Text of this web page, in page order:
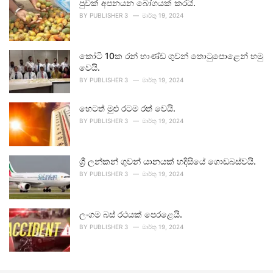
පුවක් අපනයන බෝගයක් කරයි.
BY PUBLISHER 3 මාර්තු 19, 2024
කෝටි 10ක රන් භාණ්ඩ ගුවන් තොටුපොළෙන් හමු
වෙයි.
BY PUBLISHER 3 මාර්තු 19, 2024
හෙටත් මුළු රටම රත් වෙයි.
BY PUBLISHER 3 මාර්තු 19, 2024
ශ්‍රී ලන්කන් ගුවන් යානයක් හදිසියේ ගොඩබස්වයි.
BY PUBLISHER 3 මාර්තු 19, 2024
ලංගම බස් රථයක් පෙරළෙයි.
BY PUBLISHER 3 මාර්තු 19, 2024